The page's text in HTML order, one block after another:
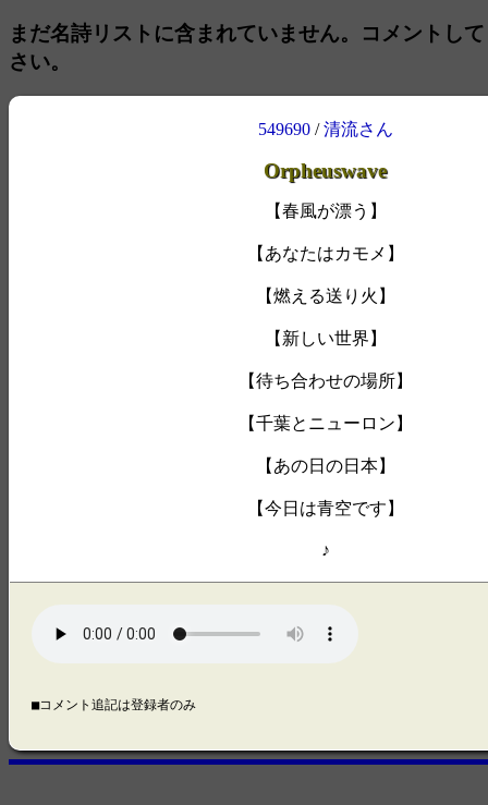
まだ名詩リストに含まれていません。コメントし
さい。
549690/清流さん
Orpheuswave
【春風が漂う】
【あなたはカモメ】
【燃える送り火】
【新しい世界】
【待ち合わせの場所】
【千葉とニューロン】
【あの日の日本】
【今日は青空です】
♪
■コメント追記は登録者のみ